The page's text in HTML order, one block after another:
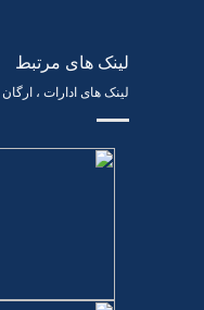
لینک های مرتبط
لینک های ادارات ،